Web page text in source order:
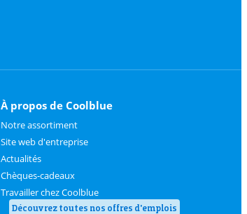
À propos de Coolblue
Notre assortiment
Site web d'entreprise
Actualités
Chèques-cadeaux
Travailler chez Coolblue
Découvrez toutes nos offres d'emplois